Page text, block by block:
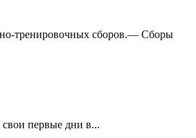
тренировочных сборов.— Сборы
первые дни в...